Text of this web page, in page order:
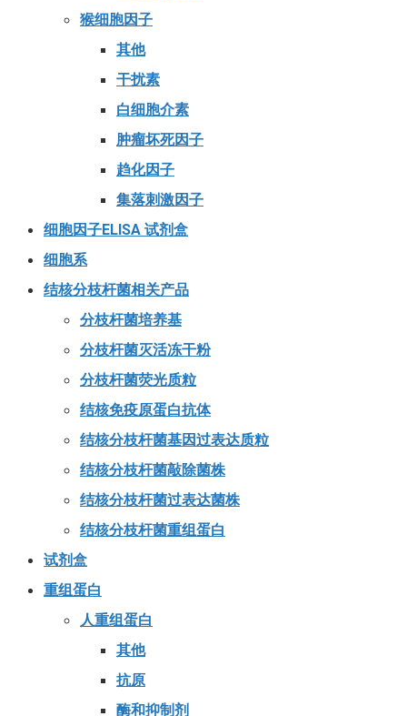
猴细胞因子
其他
干扰素
白细胞介素
肿瘤坏死因子
趋化因子
集落刺激因子
细胞因子ELISA 试剂盒
细胞系
结核分枝杆菌相关产品
分枝杆菌培养基
分枝杆菌灭活冻干粉
分枝杆菌荧光质粒
结核免疫原蛋白抗体
结核分枝杆菌基因过表达质粒
结核分枝杆菌敲除菌株
结核分枝杆菌过表达菌株
结核分枝杆菌重组蛋白
试剂盒
重组蛋白
人重组蛋白
其他
抗原
酶和抑制剂